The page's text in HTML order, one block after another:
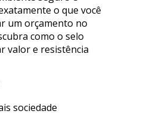
o que você
um orçamento no
como o selo
valor e resistência
sociedade